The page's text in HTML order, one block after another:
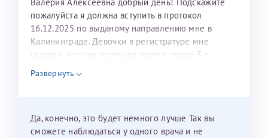
пожалуйста я должна вступить в протокол
16.12.2025 по выданому направлению мне в
Калининграде. Девочки в регистратуре мне
сказали, что сам протокол длится около 3-х
недель и 3 недели я должна находится в Питере.
Можно мне новый год провести в Калининграде и
Развернуть
Да, конечно, это будет немного лучше Так вы
сможете наблюдаться у одного врача и не